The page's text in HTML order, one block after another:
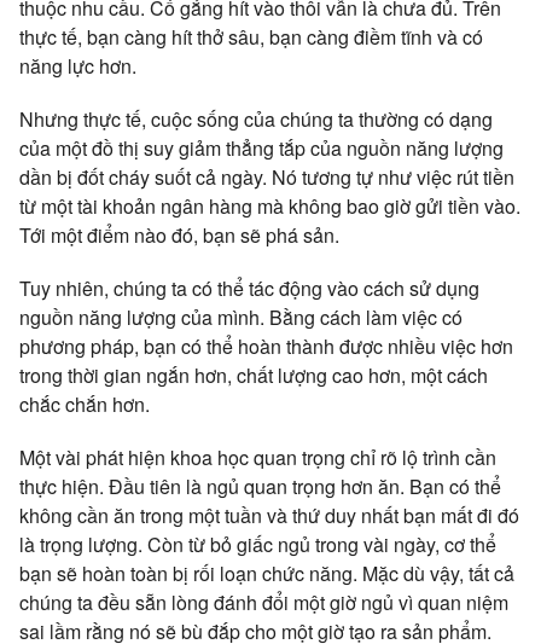
thuộc nhu cầu. Cố gắng hít vào thôi vẫn là chưa đủ. Trên
thực tế, bạn càng hít thở sâu, bạn càng điềm tĩnh và có
năng lực hơn.
Nhưng thực tế, cuộc sống của chúng ta thường có dạng
của một đồ thị suy giảm thẳng tắp của nguồn năng lượng
dần bị đốt cháy suốt cả ngày. Nó tương tự như việc rút tiền
từ một tài khoản ngân hàng mà không bao giờ gửi tiền vào.
Tới một điểm nào đó, bạn sẽ phá sản.
Tuy nhiên, chúng ta có thể tác động vào cách sử dụng
nguồn năng lượng của mình. Bằng cách làm việc có
phương pháp, bạn có thể hoàn thành được nhiều việc hơn
trong thời gian ngắn hơn, chất lượng cao hơn, một cách
chắc chắn hơn.
Một vài phát hiện khoa học quan trọng chỉ rõ lộ trình cần
thực hiện. Đầu tiên là ngủ quan trọng hơn ăn. Bạn có thể
không cần ăn trong một tuần và thứ duy nhất bạn mất đi đó
là trọng lượng. Còn từ bỏ giấc ngủ trong vài ngày, cơ thể
bạn sẽ hoàn toàn bị rối loạn chức năng. Mặc dù vậy, tất cả
chúng ta đều sẵn lòng đánh đổi một giờ ngủ vì quan niệm
sai lầm rằng nó sẽ bù đắp cho một giờ tạo ra sản phẩm.